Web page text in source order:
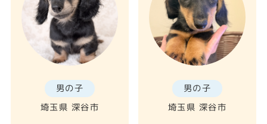
男の子
埼玉県 深谷市
男の子
埼玉県 深谷市